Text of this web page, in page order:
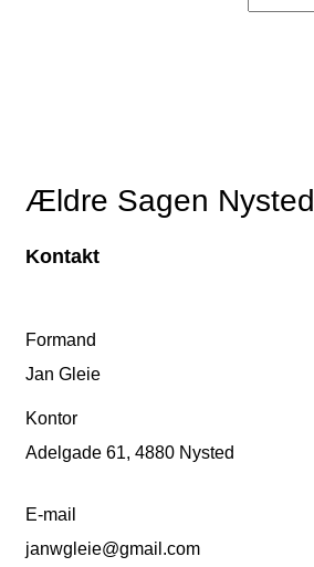
Ældre Sagen Nysted
Kontakt
Formand
Jan Gleie
Kontor
Adelgade 61, 4880 Nysted
E-mail
janwgleie@gmail.com